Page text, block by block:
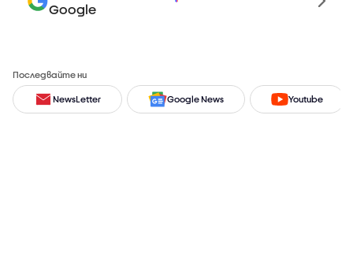
Google
Последвайте ни
NewsLetter Google News Youtube